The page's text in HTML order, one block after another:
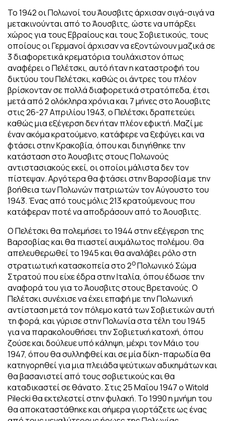
Το 1942 οι Πολωνοί του Άουσβιτς άρχισαν σιγά-σιγά να
μετακινούνται από το Άουσβιτς, ώστε να υπάρξει
χώρος για τους Εβραίους και τους Σοβιετικούς, τους
οποίους οι Γερμανοί άρχισαν να εξοντώνουν μαζικά σε
3 διαφορετικά κρεματόρια τουλάχιστον όπως
αναφέρει ο Πελέτσκι, αυτό ήταν η καταστροφή του
δικτύου του Πελέτσκι, καθώς οι άντρες του πλέον
βρίσκονταν σε πολλά διαφορετικά στρατόπεδα, έτσι
μετά από 2 ολόκληρα χρόνια και 7 μήνες στο Άουσβιτς
στις 26-27 Απριλίου 1943, ο Πελέτσκι δραπετεύει
καθώς μια εξέγερση δεν ήταν πλέον εφικτή. Μαζί με
έναν ακόμα κρατούμενο, κατάφερε να ξεφύγει και να
φτάσει στην Κρακοβία, όπου και διηγήθηκε την
κατάσταση στο Άουσβιτς στους Πολωνούς
αντιστασιακούς εκεί, οι οποίοι μάλιστα δεν τον
πίστεψαν. Αργότερα θα φτάσει στην Βαρσοβία με την
βοήθεια των Πολωνών πατριωτών τον Αύγουστο του
1943. Ένας από τους μόλις 213 κρατούμενους που
κατάφεραν ποτέ να αποδράσουν από το Άουσβιτς.
Ο Πελέτσκι θα πολεμήσει το 1944 στην εξέγερση της
Βαρσοβίας και θα πιαστεί αιχμάλωτος πολέμου. Θα
απελευθερωθεί το 1945 και θα αναλάβει ρόλο στη
στρατιωτική κατασκοπεία στο 2οΠολωνικό Σώμα
Στρατού που είχε έδρα στην Ιταλία, όπου έδωσε την
αναφορά του για το Άουσβιτς στους Βρετανούς. Ο
Πελέτσκι συνέχισε να έχει επαφή με την Πολωνική
αντίσταση μετά τον πόλεμο κατά των Σοβιετικών αυτή
τη φορά, και γύρισε στην Πολωνία στα τέλη του 1945
για να παρακολουθήσει την Σοβιετική κατοχή, όπου
ζούσε και δούλευε υπό κάληψη, μέχρι τον Μάιο του
1947, όπου θα συλληφθεί και σε μία δίκη-παρωδία θα
κατηγορηθεί για μια πλειάδα ψεύτικων αδικημάτων και
θα βασανιστεί από τους σοβιετικούς και θα
καταδικαστεί σε θάνατο. Στις 25 Μαΐου 1947 ο Witold
Pilecki θα εκτελεστεί στην φυλακή. Το 1990 η μνήμη του
θα αποκαταστάθηκε και σήμερα γιορτάζετε ως ένας